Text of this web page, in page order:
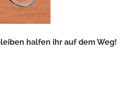
halfen ihr auf dem Weg!